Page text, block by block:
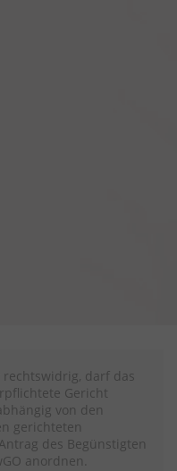
rechtswidrig, darf das
Gericht
von den
gerichteten
des Begünstigten
anordnen.